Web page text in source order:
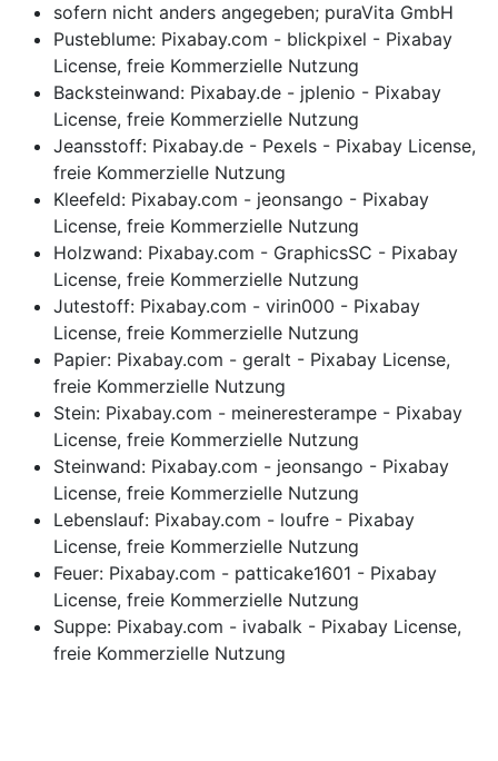
sofern nicht anders angegeben; puraVita GmbH
Pusteblume: Pixabay.com - blickpixel - Pixabay
License, freie Kommerzielle Nutzung
Backsteinwand: Pixabay.de - jplenio - Pixabay
License, freie Kommerzielle Nutzung
Jeansstoff: Pixabay.de - Pexels - Pixabay License,
freie Kommerzielle Nutzung
Kleefeld: Pixabay.com - jeonsango - Pixabay
License, freie Kommerzielle Nutzung
Holzwand: Pixabay.com - GraphicsSC - Pixabay
License, freie Kommerzielle Nutzung
Jutestoff: Pixabay.com - virin000 - Pixabay
License, freie Kommerzielle Nutzung
Papier: Pixabay.com - geralt - Pixabay License,
freie Kommerzielle Nutzung
Stein: Pixabay.com - meineresterampe - Pixabay
License, freie Kommerzielle Nutzung
Steinwand: Pixabay.com - jeonsango - Pixabay
License, freie Kommerzielle Nutzung
Lebenslauf: Pixabay.com - loufre - Pixabay
License, freie Kommerzielle Nutzung
Feuer: Pixabay.com - patticake1601 - Pixabay
License, freie Kommerzielle Nutzung
Suppe: Pixabay.com - ivabalk - Pixabay License,
freie Kommerzielle Nutzung